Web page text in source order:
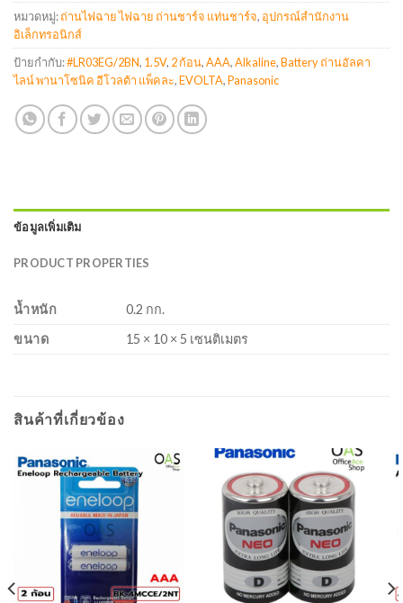
หมวดหมู่:ถ่านไฟฉาย ไฟฉาย ถ่านชาร์จ แท่นชาร์จ, อุปกรณ์สำนักงาน
อิเล็กทรอนิกส์
ป้ายกำกับ:#LR03EG/2BN, 1.5V, 2 ก้อน,AAA,Alkaline,Battery ถ่านอัลคา
ไลน์ พานาโซนิค อีโวลต้า แพ็คละ,EVOLTA,Panasonic
ข้อมูลเพิ่มเติม
PRODUCT PROPERTIES
น้ำหนัก
0.2 กก.
ขนาด
15 × 10 × 5 เซนติเมตร
สินค้าที่เกี่ยวข้อง